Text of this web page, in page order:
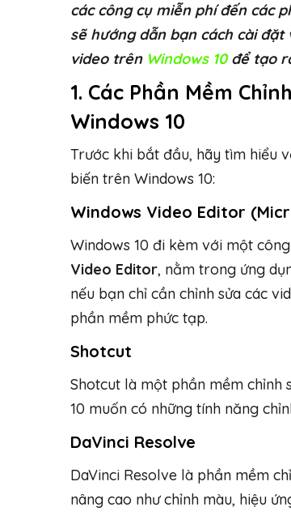
các công cụ miễn phí đến các
sẽ hướng dẫn bạn cách cài
video trên Windows 10để tạo
1. Các Phần Mềm
Windows 10
Trước khi bắt đầu, hãy tìm hiểu
biến trên Windows 10:
Windows Video Editor
Windows 10 đi kèm với một
Video Editor, nằm trong ứng
nếu bạn chỉ cần chỉnh sửa các
phần mềm phức tạp.
Shotcut
Shotcut là một phần mềm chỉnh
10 muốn có những tính năng
DaVinci Resolve
DaVinci Resolve là phần mềm
nâng cao như chỉnh màu, hiệu